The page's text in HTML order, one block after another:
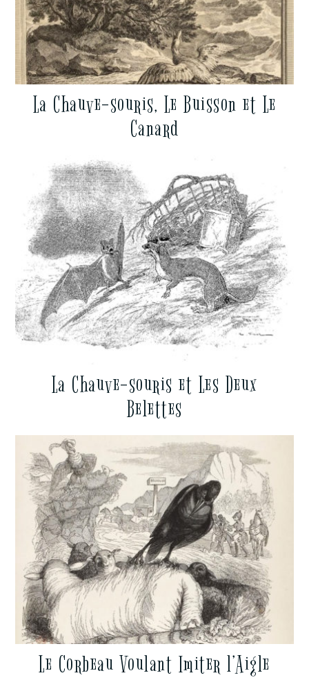
La Chauve-souris, Le Buisson et Le
Canard
La Chauve-souris et Les Deux
Belettes
Le Corbeau Voulant Imiter l’Aigle